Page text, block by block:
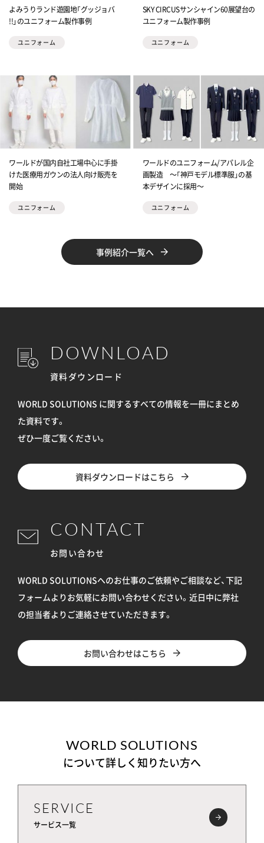
よみうりランド遊園地「グッジョバ
!!」のユニフォーム製作事例
ユニフォーム
SKY CIRCUSサンシャイン60展望台の
ユニフォーム製作事例
ユニフォーム
ワールドが国内自社工場中心に手掛
けた医療用ガウンの法人向け販売を
開始
ユニフォーム
ワールドのユニフォーム/アパレル企
画製造 ～「神戸モデル標準服」の基
本デザインに採用～
ユニフォーム
事例紹介一覧へ
DOWNLOAD
資料ダウンロード
WORLD SOLUTIONS に関するすべての情報を一冊にまとめ
た資料です。
ぜひ一度ご覧ください。
資料ダウンロードはこちら
CONTACT
お問い合わせ
WORLD SOLUTIONSへのお仕事のご依頼やご相談など、下記
フォームよりお気軽にお問い合わせください。 近日中に弊社
の担当者よりご連絡させていただきます。
お問い合わせはこちら
WORLD SOLUTIONS
について詳しく知りたい方へ
SERVICE
サービス一覧